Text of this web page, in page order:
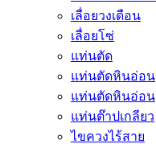
เลื่อยวงเดือน
เลื่อยโซ่
แท่นตัด
แท่นตัดหินอ่อน
แท่นตัดหินอ่อน
แท่นต๊าปเกลียว
ไขควงไร้สาย